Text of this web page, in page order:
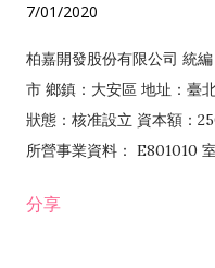
7/01/2020
柏嘉開發股份有限公司 統
市 鄉鎮：大安區 地址：臺
狀態：核准設立 資本額：
所營事業資料： E801010
發業 H703090 不動產買賣
分享